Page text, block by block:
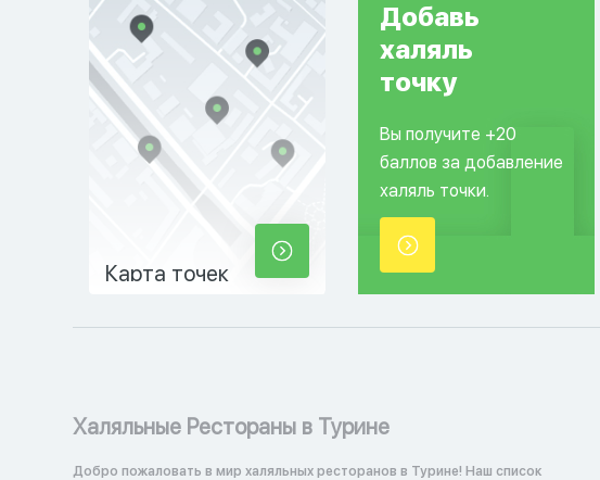
Карта точек
Добавь
халяль
точку
Вы получите +20
баллов за добавление
халяль точки.
Халяльные Рестораны в Турине
Добро пожаловать в мир халяльных ресторанов в Турине! Наш список